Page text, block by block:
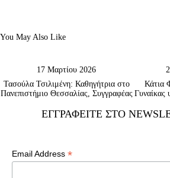
You May Also Like
17 Μαρτίου 2026
Τασούλα Τσιλιμένη: Καθηγήτρια στο
Πανεπιστήμιο Θεσσαλίας, Συγγραφέας
Κάτια
Γυναίκας
ΕΓΓΡΑΦΕΊΤΕ ΣΤΟ
Email Address *